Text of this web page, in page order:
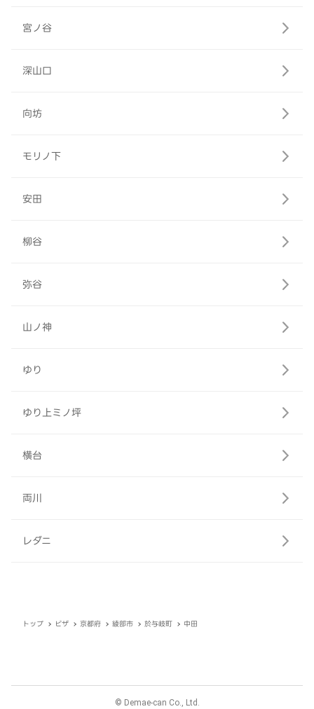
宮ノ谷
深山口
向坊
モリノ下
安田
柳谷
弥谷
山ノ神
ゆり
ゆり上ミノ坪
横台
両川
レダニ
トップ ピザ 京都府 綾部市 於与岐町 中田
© Demae-can Co., Ltd.